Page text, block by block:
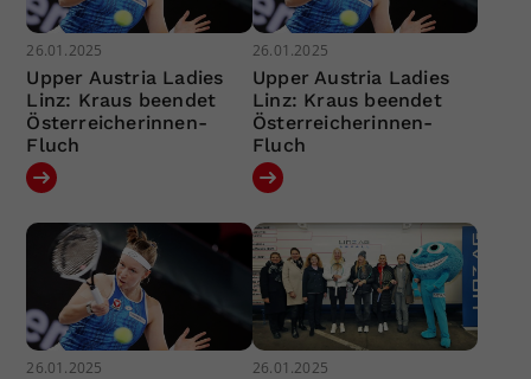
26.01.2025
Upper Austria Ladies
Linz: Kraus beendet
Österreicherinnen-
Fluch
26.01.2025
Upper Austria Ladies
Linz: Kraus beendet
Österreicherinnen-
Fluch
26.01.2025 26.01.2025